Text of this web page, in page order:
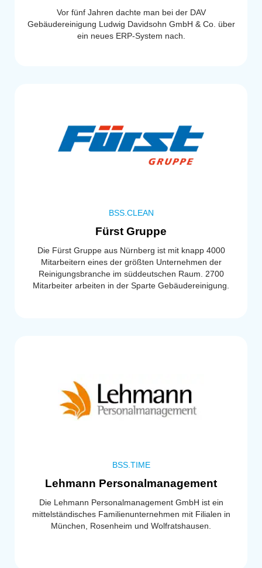
Vor fünf Jahren dachte man bei der DAV
Gebäudereinigung Ludwig Davidsohn GmbH & Co. über
ein neues ERP-System nach.
BSS.CLEAN
Fürst Gruppe
Die Fürst Gruppe aus Nürnberg ist mit knapp 4000
Mitarbeitern eines der größten Unternehmen der
Reinigungsbranche im süddeutschen Raum. 2700
Mitarbeiter arbeiten in der Sparte Gebäudereinigung.
BSS.TIME
Lehmann Personalmanagement
Die Lehmann Personalmanagement GmbH ist ein
mittelständisches Familienunternehmen mit Filialen in
München, Rosenheim und Wolfratshausen.